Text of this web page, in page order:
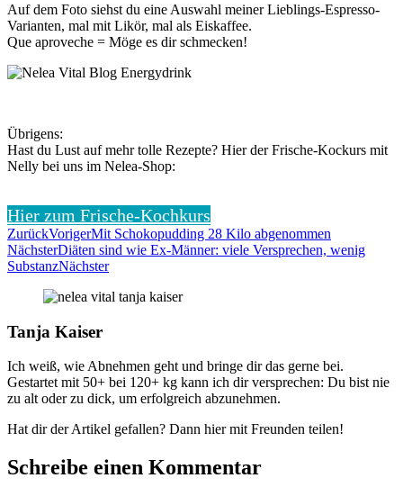
Auf dem Foto siehst du eine Auswahl meiner Lieblings-Espresso-
Varianten, mal mit Likör, mal als Eiskaffee.
Que aproveche = Möge es dir schmecken!
Übrigens:
Hast du Lust auf mehr tolle Rezepte? Hier der Frische-Kockurs mit
Nelly bei uns im Nelea-Shop:
Hier zum Frische-Kochkurs
ZurückVorigerMit Schokopudding 28 Kilo abgenommen
NächsterDiäten sind wie Ex-Männer: viele Versprechen, wenig
SubstanzNächster
Tanja Kaiser
Ich weiß, wie Abnehmen geht und bringe dir das gerne bei.
Gestartet mit 50+ bei 120+ kg kann ich dir versprechen: Du bist nie
zu alt oder zu dick, um erfolgreich abzunehmen.
Hat dir der Artikel gefallen? Dann hier mit Freunden teilen!
Schreibe einen Kommentar